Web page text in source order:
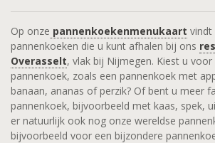
Op onze pannenkoekenmenukaart vindt
pannenkoeken die u kunt afhalen bij ons
Overasselt, vlak bij Nijmegen. Kiest u
pannenkoek, zoals een pannenkoek met
banaan, ananas of perzik? Of bent u meer
pannenkoek, bijvoorbeeld met kaas, spek,
er natuurlijk ook nog onze wereldse
bijvoorbeeld voor een bijzondere